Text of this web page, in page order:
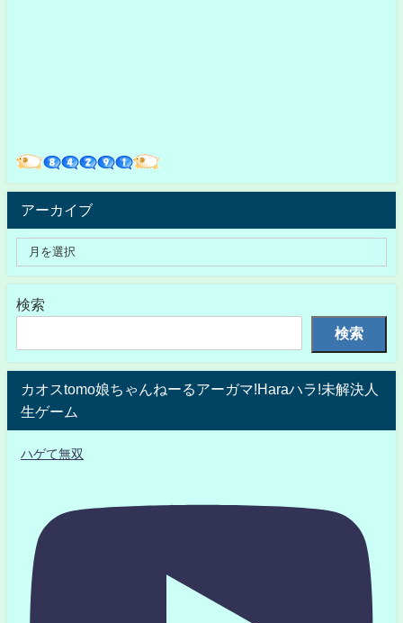
アーカイブ
検索
検索
カオスtomo娘ちゃんねーるアーガマ!Haraハラ!未解決人
生ゲーム
ハゲて無双